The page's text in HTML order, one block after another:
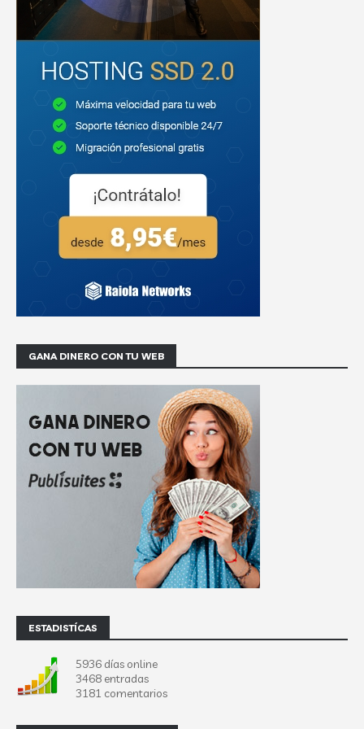
GANA DINERO CON TU WEB
ESTADISTÍCAS
5936 días online
3468 entradas
3181 comentarios